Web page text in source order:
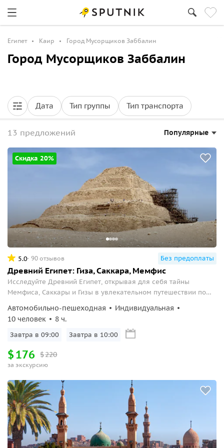
Египет Каир Город Мусорщиков Заббалин
Город Мусорщиков Заббалин
Дата Тип группы Тип транспорта
13 предложений Популярные
Скидка 20%
5.0 90 отзывов Без предоплаты
Древний Египет: Гиза, Саккара, Мемфис
Исследуйте Древний Египет, открывая для себя тайны
Мемфиса, Саккары и Гизы в увлекательном путешествии по
Автомобильно-пешеходная
Индивидуальная
10 человек
8 ч.
Завтра в 09:00 Завтра в 10:00
$220
$176
за экскурсию